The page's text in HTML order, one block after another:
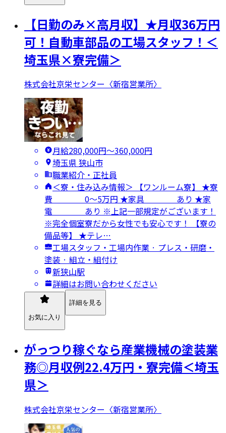
【日勤のみ×高月収】★月収36万円
可！自動車部品の工場スタッフ！＜
埼玉県×寮完備＞
株式会社京栄センター〈新宿営業所〉
月給280,000円〜360,000円
埼玉県 狭山市
職業紹介・正社員
＜寮・住み込み情報＞ 【ワンルーム寮】 ★寮
費 0～5万円 ★家具 あり ★家
電 あり ※上記一部規定がございます！
※完全個室寮だから女性でも安心です！ 【寮の
備品等】 ★テレ…
工場スタッフ・工場内作業 · プレス・研磨・
塗装 · 組立・組付け
新狭山駅
詳細はお問い合わせください
お気に入り
詳細を見る
がっつり稼ぐなら産業機械の塗装業
務◎月収例22.4万円・寮完備＜埼玉
県＞
株式会社京栄センター〈新宿営業所〉